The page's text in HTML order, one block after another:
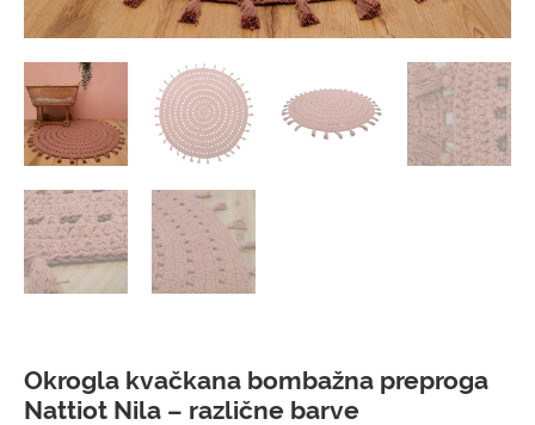
Okrogla kvačkana bombažna preproga
Nattiot Nila – različne barve